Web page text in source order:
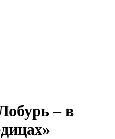
– в